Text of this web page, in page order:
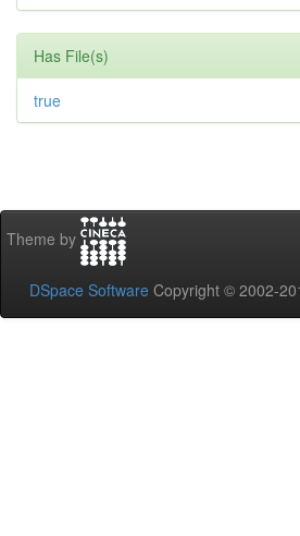
Has File(s)
true
Theme by
DSpace Software Copyright © 2002-